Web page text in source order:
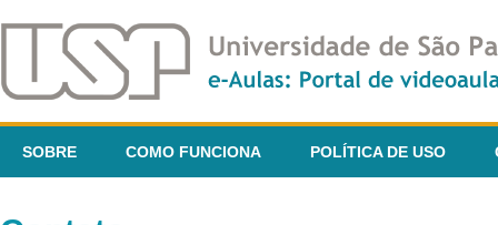
SOBRE COMO FUNCIONA POLÍTICA DE USO